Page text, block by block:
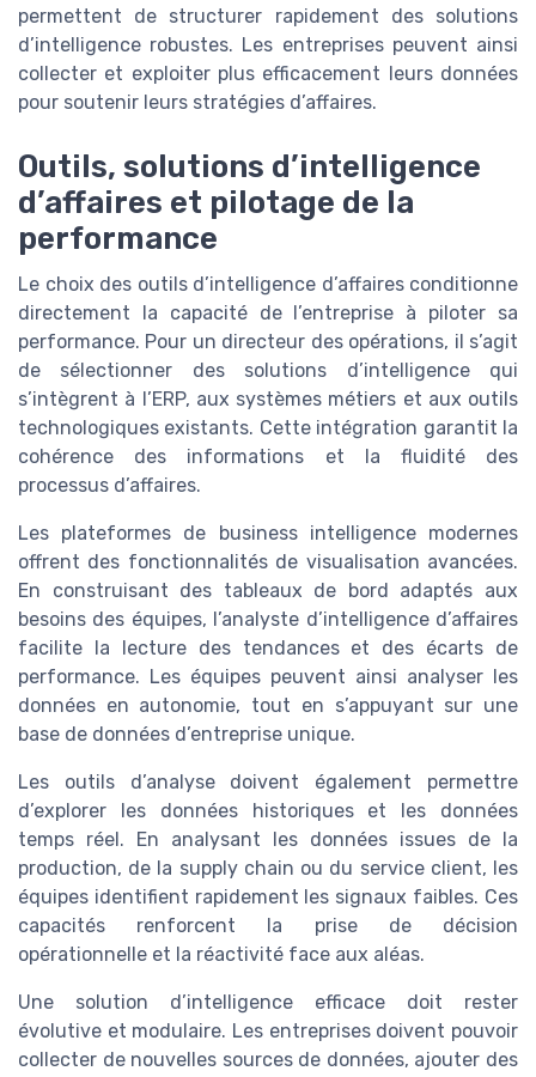
permettent de structurer rapidement des solutions
d’intelligence robustes. Les entreprises peuvent ainsi
collecter et exploiter plus efficacement leurs données
pour soutenir leurs stratégies d’affaires.
Outils, solutions d’intelligence
d’affaires et pilotage de la
performance
Le choix des outils d’intelligence d’affaires conditionne
directement la capacité de l’entreprise à piloter sa
performance. Pour un directeur des opérations, il s’agit
de sélectionner des solutions d’intelligence qui
s’intègrent à l’ERP, aux systèmes métiers et aux outils
technologiques existants. Cette intégration garantit la
cohérence des informations et la fluidité des
processus d’affaires.
Les plateformes de business intelligence modernes
offrent des fonctionnalités de visualisation avancées.
En construisant des tableaux de bord adaptés aux
besoins des équipes, l’analyste d’intelligence d’affaires
facilite la lecture des tendances et des écarts de
performance. Les équipes peuvent ainsi analyser les
données en autonomie, tout en s’appuyant sur une
base de données d’entreprise unique.
Les outils d’analyse doivent également permettre
d’explorer les données historiques et les données
temps réel. En analysant les données issues de la
production, de la supply chain ou du service client, les
équipes identifient rapidement les signaux faibles. Ces
capacités renforcent la prise de décision
opérationnelle et la réactivité face aux aléas.
Une solution d’intelligence efficace doit rester
évolutive et modulaire. Les entreprises doivent pouvoir
collecter de nouvelles sources de données, ajouter des